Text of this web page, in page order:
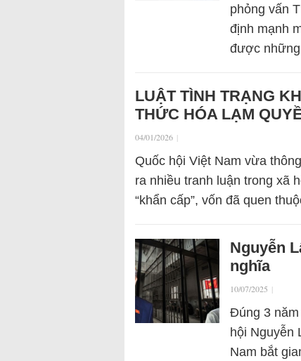
phỏng vấn
định mạnh
được
LUẬT TÌNH TRẠNG
THỨC HÓA LẠM
04/01/2026 |
Quốc hội Việt Nam vừa
ra nhiều tranh luận trong xã
“khẩn cấp”, vốn đã quen
Nguyễn
nghĩa
10/07/2025 |
Đúng 3
hội Nguyễn
Nam bắt